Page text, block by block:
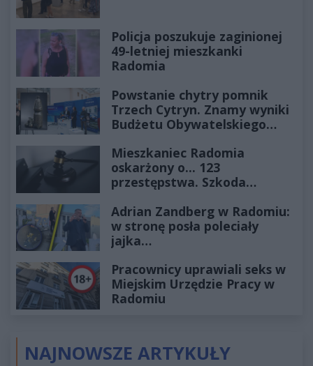
Policja poszukuje zaginionej
49-letniej mieszkanki
Radomia
Powstanie chytry pomnik
Trzech Cytryn. Znamy wyniki
Budżetu Obywatelskiego
Mieszkaniec Radomia
oskarżony o... 123
przestępstwa. Szkoda
złotych
Adrian Zandberg w Radomiu:
w stronę posła poleciały
jajka…
Pracownicy uprawiali seks w
Miejskim Urzędzie Pracy w
Radomiu
NAJNOWSZE ARTYKUŁY